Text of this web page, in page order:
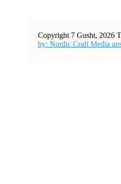
Copyright 7 Gusht, 2026
by: Nordic Craft Media